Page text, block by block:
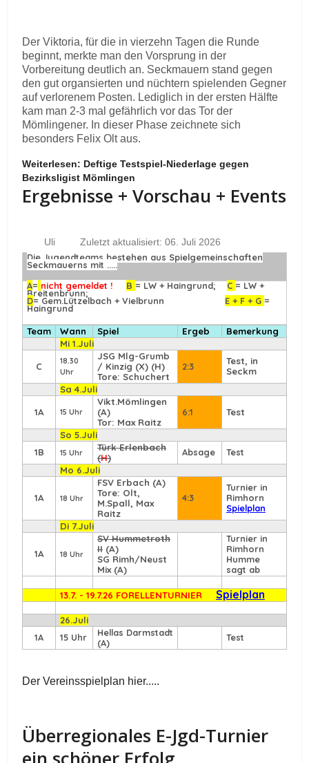
Der Viktoria, für die in vierzehn Tagen die Runde
beginnt, merkte man den Vorsprung in der
Vorbereitung deutlich an. Seckmauern stand gegen
den gut organsierten und nüchtern spielenden Gegner
auf verlorenem Posten. Lediglich in der ersten Hälfte
kam man 2-3 mal gefährlich vor das Tor der
Mömlingener. In dieser Phase zeichnete sich
besonders Felix Olt aus.
Weiterlesen: Deftige Testspiel-Niederlage gegen
Bezirksligist Mömlingen
Ergebnisse + Vorschau + Events
Uli
Zuletzt aktualisiert: 06. Juli 2026
Die Jugendteams bestehen aus Spielgemeinschaften
Seckmauerns mit .....
A= nicht gemeldet ! B = LW + Haingrund;C = LW +
Breitenbrunn;
D= Gem.Lützelbach + Vielbrunn E + F + G =
Haingrund
Team Wann Spiel Ergeb
Bemerkung
Mi 1.Juli
C
18.30
Uhr
JSG Mlg-Grumb
/ Kinzig (X) (H)
Tore: Schuchert
2:3
Test, in
Seckm
Sa 4.Juli
1A 15 Uhr
Vikt.Mömlingen
(A)
Tor: Max Raitz
6:1 Test
So 5.Juli
1B
15 Uhr
Türk Erlenbach
(H) Absage
Test
Mo 6.Juli
1A 18 Uhr
FSV Erbach (A)
Tore: Olt,
M.Spall, Max
Raitz
4:3
Turnier in
Rimhorn
Spielplan
Di 7.Juli
1A 18 Uhr
SV Hummetroth
II (A)
SG Rimh/Neust
Mix (A)
Turnier in
Rimhorn
Humme
sagt ab
13.7. - 19.7.26 FORELLENTURNIER Spielplan
26.Juli
1A
15 Uhr
Hellas Darmstadt
(A)
Test
Der Vereinsspielplan hier.....
Überregionales E-Jgd-Turnier
ein schöner Erfolg